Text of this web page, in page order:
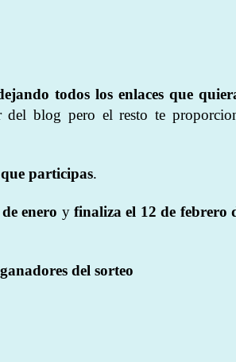
todos los enlaces que
blog pero el resto te
participas.
enero y finaliza el 12 de febrero
del sorteo